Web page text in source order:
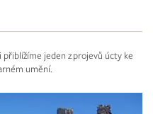
přiblížíme jeden z projevů úcty ke
umění.